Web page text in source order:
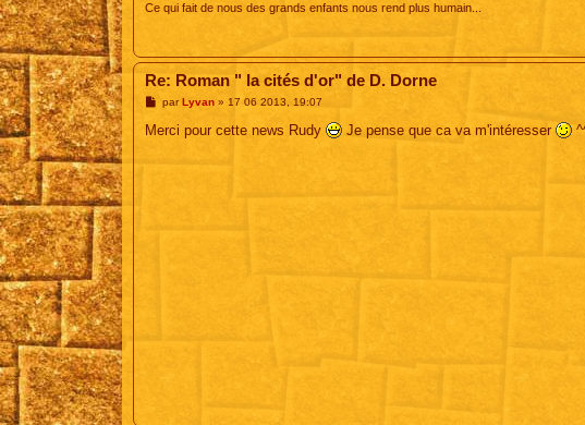
Ce qui fait de nous des grands enfants nous rend plus humain...
Re: Roman " la cités d'or" de D. Dorne
M
s
parLyvan» 17 06 2013, 19:07
Merci pour cette news Rudy Je pense que ca va m'intéresser